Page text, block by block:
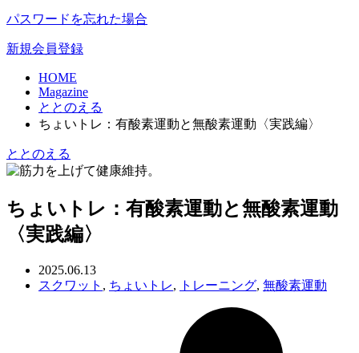
パスワードを忘れた場合
新規会員登録
HOME
Magazine
ととのえる
ちょいトレ：有酸素運動と無酸素運動〈実践編〉
ととのえる
ちょいトレ：有酸素運動と無酸素運動
〈実践編〉
2025.06.13
スクワット , ちょいトレ, トレーニング, 無酸素運動